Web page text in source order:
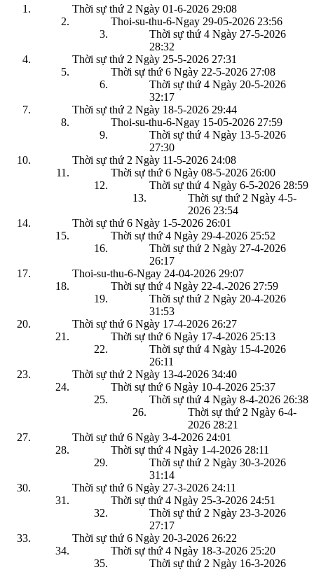
Thời sự thứ 2 Ngày 01-6-2026 29:08
Thoi-su-thu-6-Ngay 29-05-2026 23:56
Thời sự thứ 4 Ngày 27-5-2026
28:32
Thời sự thứ 2 Ngày 25-5-2026 27:31
Thời sự thứ 6 Ngày 22-5-2026 27:08
Thời sự thứ 4 Ngày 20-5-2026
32:17
Thời sự thứ 2 Ngày 18-5-2026 29:44
Thoi-su-thu-6-Ngay 15-05-2026 27:59
Thời sự thứ 4 Ngày 13-5-2026
27:30
Thời sự thứ 2 Ngày 11-5-2026 24:08
Thời sự thứ 6 Ngày 08-5-2026 26:00
Thời sự thứ 4 Ngày 6-5-2026 28:59
Thời sự thứ 2 Ngày 4-5-
2026 23:54
Thời sự thứ 6 Ngày 1-5-2026 26:01
Thời sự thứ 4 Ngày 29-4-2026 25:52
Thời sự thứ 2 Ngày 27-4-2026
26:17
Thoi-su-thu-6-Ngay 24-04-2026 29:07
Thời sự thứ 4 Ngày 22-4.-2026 27:59
Thời sự thứ 2 Ngày 20-4-2026
31:53
Thời sự thứ 6 Ngày 17-4-2026 26:27
Thời sự thứ 6 Ngày 17-4-2026 25:13
Thời sự thứ 4 Ngày 15-4-2026
26:11
Thời sự thứ 2 Ngày 13-4-2026 34:40
Thời sự thứ 6 Ngày 10-4-2026 25:37
Thời sự thứ 4 Ngày 8-4-2026 26:38
Thời sự thứ 2 Ngày 6-4-
2026 28:21
Thời sự thứ 6 Ngày 3-4-2026 24:01
Thời sự thứ 4 Ngày 1-4-2026 28:11
Thời sự thứ 2 Ngày 30-3-2026
31:14
Thời sự thứ 6 Ngày 27-3-2026 24:11
Thời sự thứ 4 Ngày 25-3-2026 24:51
Thời sự thứ 2 Ngày 23-3-2026
27:17
Thời sự thứ 6 Ngày 20-3-2026 26:22
Thời sự thứ 4 Ngày 18-3-2026 25:20
Thời sự thứ 2 Ngày 16-3-2026